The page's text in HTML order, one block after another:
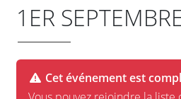
1ER
Cet événement est